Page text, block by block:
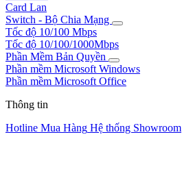
Card Lan
Switch - Bộ Chia Mạng
Tốc độ 10/100 Mbps
Tốc độ 10/100/1000Mbps
Phần Mềm Bản Quyền
Phần mềm Microsoft Windows
Phần mềm Microsoft Office
Thông tin
Hotline Mua Hàng Hệ thống Showroom